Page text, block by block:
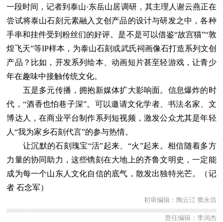
一段时间，记者到泰山·东岳山居调研，其主理人谢云燕正在
尝试将泰山石刻元素融入文创产品的设计与研发之中，各种
手串和挂件受到粉丝们的好评。是不是可以借鉴“故宫猫”“敦
煌飞天”等IP样本，为泰山石刻或武氏祠画像石打造系列文创
产品？比如，开发系列绘本、动画短片甚至轻游戏，让青少
年在趣味中接触传统文化。
五是多元传播，拥抱新媒体扩大影响面。信息爆炸的时
代，“酒香也怕巷子深”。可以邀请文化学者、书法名家、文
博达人，在商业平台制作系列短视频，激发公众尤其是年轻
人“我为家乡石刻代言”的参与热情。
让沉默的石刻瑰宝“活”起来、“火”起来。相信随着多方
力量的协同助力，这些镌刻在大地上的齐鲁文明史，一定能
成为每一个山东人文化自信的底气，散发出独特光芒。（记
者 石念军）
初审编辑：陶云江 窦永浩
责任编辑：李润杰